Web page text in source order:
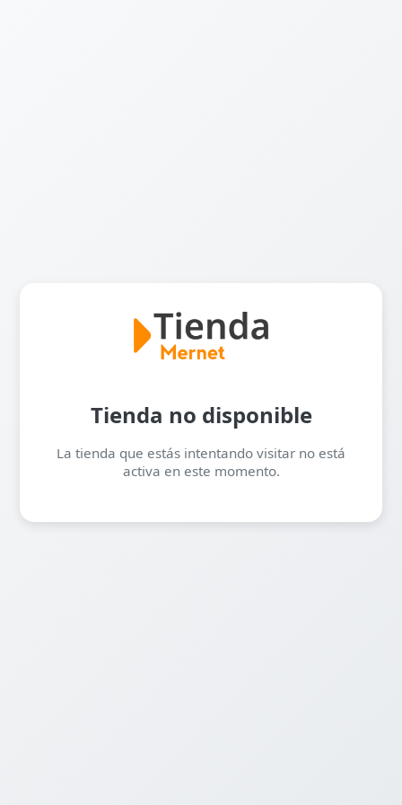
Tienda no disponible
La tienda que estás intentando visitar no está
activa en este momento.